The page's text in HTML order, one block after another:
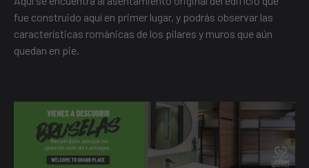
fue construido aquí en primer lugar, y podrás observar las
características románicas de los pilares y muros que aún
quedan en pie.